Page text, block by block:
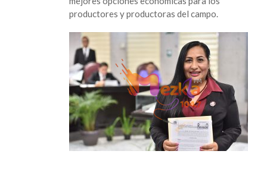
productores y productoras del campo.